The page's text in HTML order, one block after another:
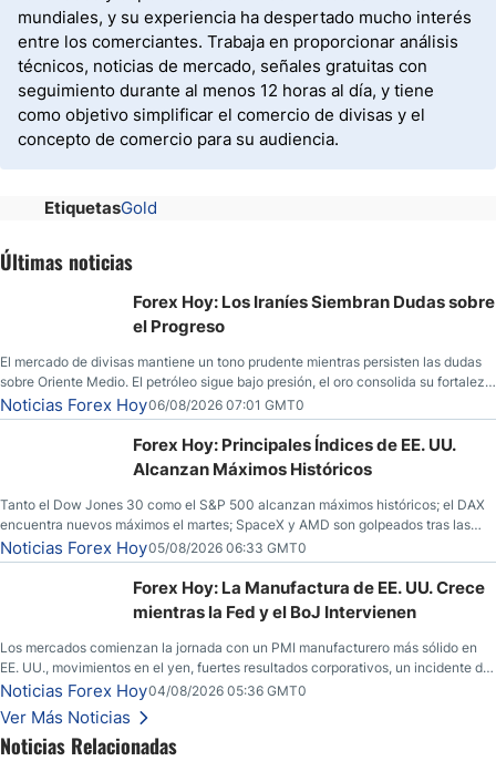
mundiales, y su experiencia ha despertado mucho interés
entre los comerciantes. Trabaja en proporcionar análisis
técnicos, noticias de mercado, señales gratuitas con
seguimiento durante al menos 12 horas al día, y tiene
como objetivo simplificar el comercio de divisas y el
concepto de comercio para su audiencia.
EtiquetasGold
Últimas noticias
Forex Hoy: Los Iraníes Siembran Dudas sobre
el Progreso
El mercado de divisas mantiene un tono prudente mientras persisten las dudas
sobre Oriente Medio. El petróleo sigue bajo presión, el oro consolida su fortaleza
y los operadores esperan nuevas referencias económicas desde Estados
Unidos.
Noticias Forex Hoy06/08/2026 07:01 GMT0
Forex Hoy: Principales Índices de EE. UU.
Alcanzan Máximos Históricos
Tanto el Dow Jones 30 como el S&P 500 alcanzan máximos históricos; el DAX
encuentra nuevos máximos el martes; SpaceX y AMD son golpeados tras las
llamadas de ganancias; el petróleo crudo cae por debajo de los $80 con nuevas
esperanzas; el dólar estadounidense continúa intentando estabilizarse frente al
yen; el peso mexicano ve un repunte a medida que las tasas caen en EE. UU.
Noticias Forex Hoy05/08/2026 06:33 GMT0
Forex Hoy: La Manufactura de EE. UU. Crece
mientras la Fed y el BoJ Intervienen
Los mercados comienzan la jornada con un PMI manufacturero más sólido en
EE. UU., movimientos en el yen, fuertes resultados corporativos, un incidente de
seguridad en Bitcoin y nuevas señales desde el mercado del petróleo.
Noticias Forex Hoy04/08/2026 05:36 GMT0
Ver Más Noticias
Noticias Relacionadas